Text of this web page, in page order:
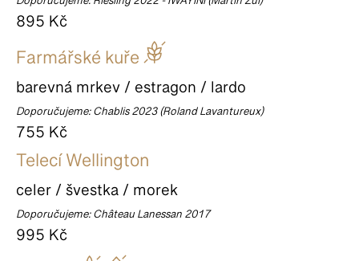
Doporučujeme: Riesling 2022 - IWAYINI (Martin Zůl)
895 Kč
Farmářské kuře
barevná mrkev / estragon / lardo
Doporučujeme: Chablis 2023 (Roland Lavantureux)
755 Kč
Telecí Wellington
celer / švestka / morek
Doporučujeme: Château Lanessan 2017
995 Kč